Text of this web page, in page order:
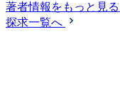
著者情報をもっと見る
探求一覧へ